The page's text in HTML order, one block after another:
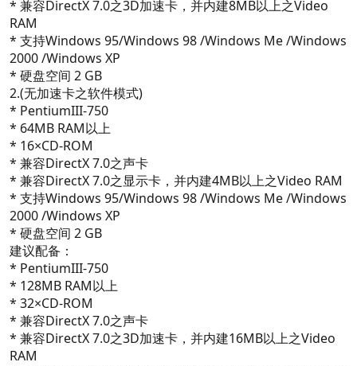
* 兼容DirectX 7.0之3D加速卡，并内建8MB以上之Video
RAM
* 支持Windows 95/Windows 98 /Windows Me /Windows
2000 /Windows XP
* 硬盘空间 2 GB
2.(无加速卡之软件模式)
* PentiumIII-750
* 64MB RAM以上
* 16×CD-ROM
* 兼容DirectX 7.0之声卡
* 兼容DirectX 7.0之显示卡，并内建4MB以上之Video RAM
* 支持Windows 95/Windows 98 /Windows Me /Windows
2000 /Windows XP
* 硬盘空间 2 GB
建议配备：
* PentiumIII-750
* 128MB RAM以上
* 32×CD-ROM
* 兼容DirectX 7.0之声卡
* 兼容DirectX 7.0之3D加速卡，并内建16MB以上之Video
RAM